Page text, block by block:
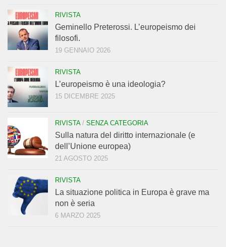
RIVISTA
Geminello Preterossi. L’europeismo dei
filosofi.
19 GENNAIO 2026
RIVISTA
L’europeismo è una ideologia?
15 DICEMBRE 2025
RIVISTA/ SENZA CATEGORIA
Sulla natura del diritto internazionale (e
dell’Unione europea)
21 AGOSTO 2025
RIVISTA
La situazione politica in Europa è grave ma
non è seria
6 MARZO 2025